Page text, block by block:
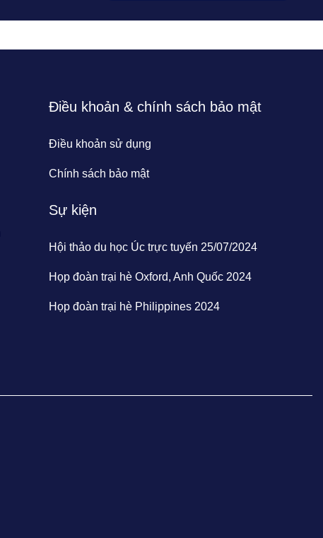
Điều khoản & chính sách bảo mật
Điều khoản sử dụng
Chính sách bảo mật
Sự kiện
Hội thảo du học Úc trực tuyến 25/07/2024
Họp đoàn trại hè Oxford, Anh Quốc 2024
Họp đoàn trại hè Philippines 2024